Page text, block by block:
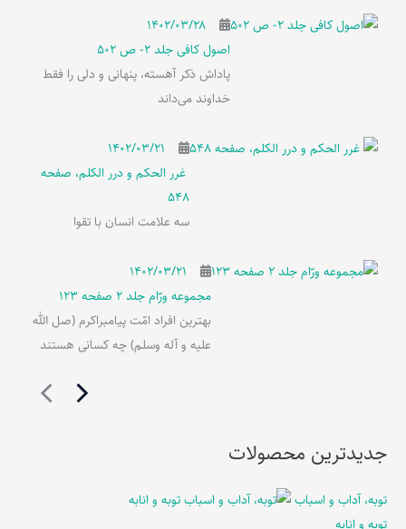
۱۴۰۲/۰۳/۲۸
اصول کافی جلد 2- ص 502
پاداش ذکر آهسته، پنهانی و دلی را فقط
خداوند می‌داند
۱۴۰۲/۰۳/۲۱
غرر الحکم و درر الکلم، صفحه
548
سه علامت انسان با تقوا
۱۴۰۲/۰۳/۲۱
مجموعه ورّام جلد 2 صفحه 123
بهترین افراد امّت پیامبراکرم (صل الله
علیه و آله وسلم) چه کسانی هستند
جدیدترین محصولات
توبه، آداب و اسباب
توبه و انابه